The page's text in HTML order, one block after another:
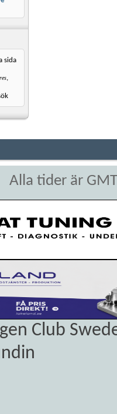
sida
,
Alla tider är
Club